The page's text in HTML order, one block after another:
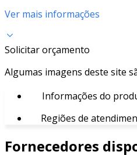
Ver mais informações
Solicitar orçamento
Algumas imagens deste site
Informações do
Regiões de
Fornecedores